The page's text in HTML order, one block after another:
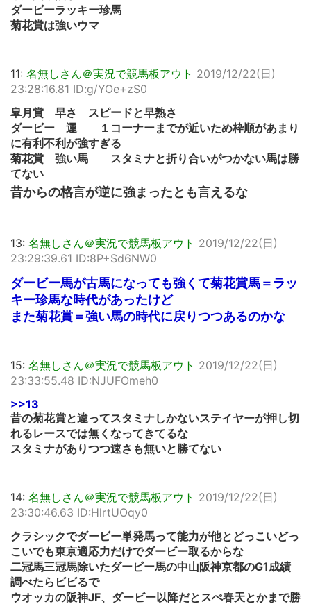
ダービーラッキー珍馬
菊花賞は強いウマ
11: 名無しさん＠実況で競馬板アウト 2019/12/22(日)
23:28:16.81 ID:g/YOe+zS0
皐月賞 早さ スピードと早熟さ
ダービー 運 １コーナーまでが近いため枠順があまり
に有利不利が強すぎる
菊花賞 強い馬 スタミナと折り合いがつかない馬は勝
てない
昔からの格言が逆に強まったとも言えるな
13: 名無しさん＠実況で競馬板アウト 2019/12/22(日)
23:29:39.61 ID:8P+Sd6NW0
ダービー馬が古馬になっても強くて菊花賞馬＝ラッ
キー珍馬な時代があったけど
また菊花賞＝強い馬の時代に戻りつつあるのかな
15: 名無しさん＠実況で競馬板アウト 2019/12/22(日)
23:33:55.48 ID:NJUFOmeh0
>>13
昔の菊花賞と違ってスタミナしかないステイヤーが押し切
れるレースでは無くなってきてるな
スタミナがありつつ速さも無いと勝てない
14: 名無しさん＠実況で競馬板アウト 2019/12/22(日)
23:30:46.63 ID:HlrtUOqy0
クラシックでダービー単発馬って能力が他とどっこいどっ
こいでも東京適応力だけでダービー取るからな
二冠馬三冠馬除いたダービー馬の中山阪神京都のG1成績
調べたらビビるで
ウオッカの阪神JF、ダービー以降だとスぺ春天とかまで勝